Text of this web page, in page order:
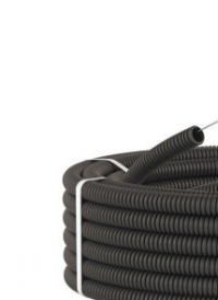
выбрать
странице
товара.